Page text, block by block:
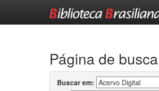
Página de busca
Buscar em: